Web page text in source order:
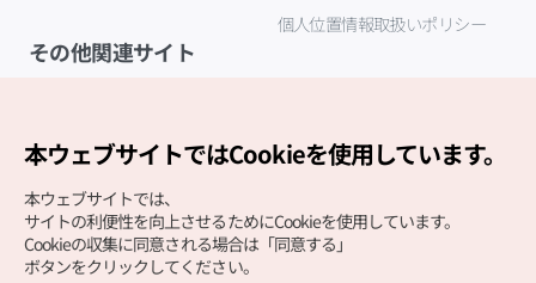
個人位置情報取扱いポリシー
その他関連サイト
本ウェブサイトではCookieを使用しています。
本ウェブサイトでは、
サイトの利便性を向上させるためにCookieを使用しています。
Cookieの収集に同意される場合は「同意する」
ボタンをクリックしてください。